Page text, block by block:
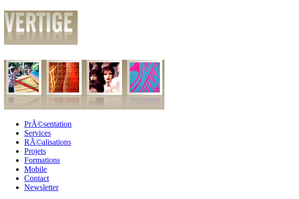
PrÃ©sentation
Services
RÃ©alisations
Projets
Formations
Mobile
Contact
Newsletter